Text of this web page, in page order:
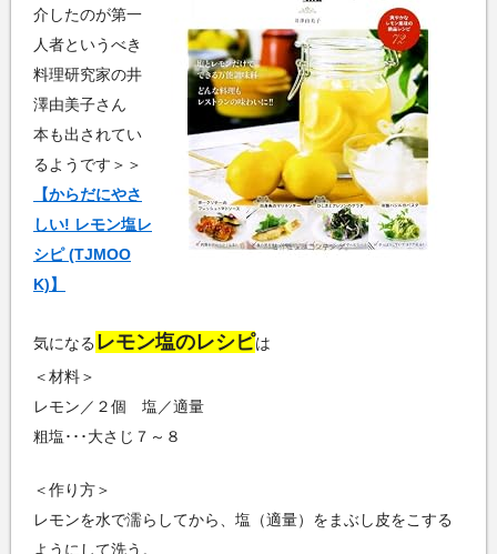
介したのが第一
人者というべき
料理研究家の井
澤由美子さん
本も出されてい
るようです＞＞
【からだにやさ
しい! レモン塩レ
シピ (TJMOO
K)】
気になる レモン塩のレシピは
＜材料＞
レモン／２個 塩／適量
粗塩･･･大さじ７～８
＜作り方＞
レモンを水で濡らしてから、塩（適量）をまぶし皮をこする
ようにして洗う。